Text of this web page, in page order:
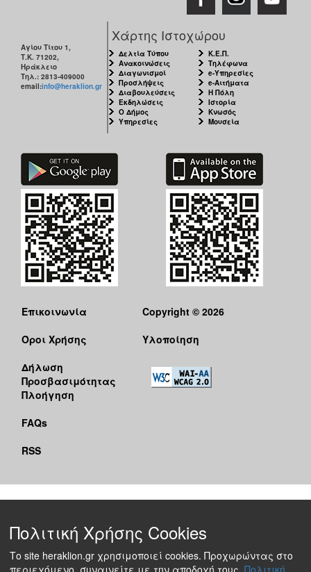
Αγίου Τίτου 1,
Τ.Κ. 71202,
Ηράκλειο
Τηλ.: 2813-409000
email:info@heraklion.gr
Χάρτης Ιστοχώρου
Δελτία Τύπου
Ανακοινώσεις
Διαγωνισμοί
Προσλήψεις
Διαβουλεύσεις
Εκδηλώσεις
Ο Δήμος
Υπηρεσίες
Κ.Ε.Π.
Τηλέφωνα
e-Υπηρεσίες
e-Αιτήματα
Η Πόλη
Ιστορία
Κνωσός
Μουσεία
Επικοινωνία
Όροι Χρήσης
Δήλωση
Προσβασιμότητας
Πλοήγηση
FAQs
RSS
Copyright © 2026
Υλοποίηση
Πολιτική Χρήσης Cookies
Το site heraklion.gr χρησιμοποιεί cookies. Προχωρώντας στο
περιεχόμενο, συναινείτε με την αποδοχή τους. Πολιτική